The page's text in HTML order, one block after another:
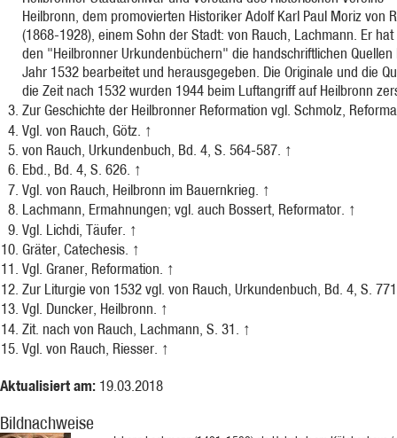
Heilbronn, dem promovierten Historiker Adolf Karl Paul Moriz von
(1868-1928), einem Sohn der Stadt: von Rauch, Lachmann. Er
den "Heilbronner Urkundenbüchern" die handschriftlichen Quellen
Jahr 1532 bearbeitet und herausgegeben. Die Originale und die
die Zeit nach 1532 wurden 1944 beim Luftangriff auf Heilbronn
Zur Geschichte der Heilbronner Reformation vgl. Schmolz,
Vgl. von Rauch, Götz. ↑
von Rauch, Urkundenbuch, Bd. 4, S. 564-587. ↑
Ebd., Bd. 4, S. 626. ↑
Vgl. von Rauch, Heilbronn im Bauernkrieg. ↑
Lachmann, Ermahnungen; vgl. auch Bossert, Reformator. ↑
Vgl. Lichdi, Täufer. ↑
Gräter, Catechesis. ↑
Vgl. Graner, Reformation. ↑
Zur Liturgie von 1532 vgl. von Rauch, Urkundenbuch, Bd. 4, S.
Vgl. Duncker, Heilbronn. ↑
Zit. nach von Rauch, Lachmann, S. 31. ↑
Vgl. von Rauch, Riesser. ↑
Aktualisiert am: 19.03.2018
Bildnachweise